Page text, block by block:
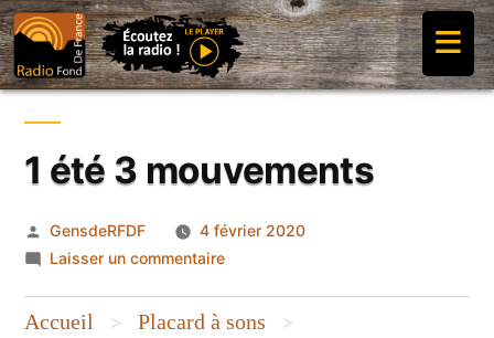
Aller
au
contenu
≡
1 été 3 mouvements
Publié
par
GensdeRFDF
4 février 2020
Laisser un commentairesur
Accueil > Placard à sons >